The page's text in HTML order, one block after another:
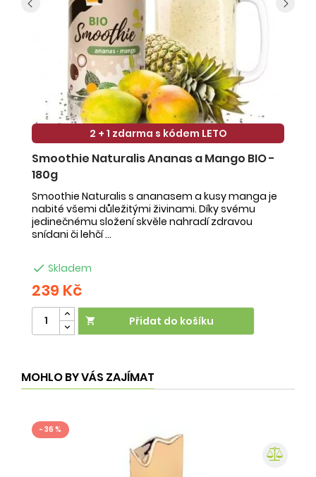
2 + 1 zdarma s kódem LETO
Smoothie Naturalis Ananas a Mango BIO -
180g
Smoothie Naturalis s ananasem a kusy manga je
nabité všemi důležitými živinami. Díky svému
jedinečnému složení skvěle nahradí zdravou
snídani či lehčí ...
 Skladem
239 Kč
 Přidat do košíku
MOHLO BY VÁS ZAJÍMAT
- 36 %